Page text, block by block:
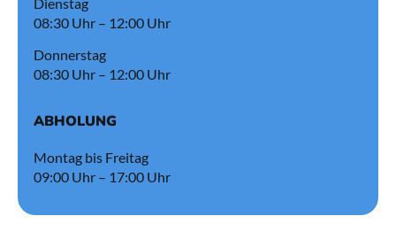
08:30 Uhr – 12:00 Uhr
Donnerstag
08:30 Uhr – 12:00 Uhr
ABHOLUNG
Montag bis Freitag
09:00 Uhr – 17:00 Uhr